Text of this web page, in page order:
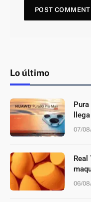
Lo último
07/
Real
06/